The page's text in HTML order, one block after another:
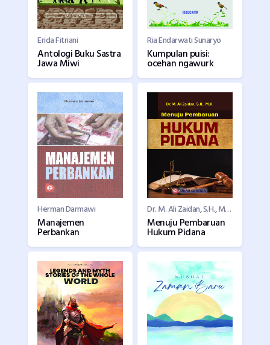
Erida Fitriani
Antologi Buku Sastra
Jawa Miwi
Ria Endarwati Sunaryo
Kumpulan puisi:
ocehan ngawurk
Herman Darmawi
Manajemen
Perbankan
Dr. M. Ali Zaidan, S.H., M.Hum.
Menuju Pembaruan
Hukum Pidana